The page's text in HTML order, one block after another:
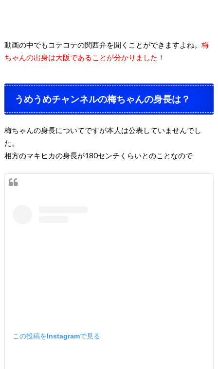
動画の中でもコテコテの関西弁を聞くことができますよね。 梅
ちゃんの出身は大阪であることが分かりました！
うめうめチャンネルの梅ちゃんの身長は？
梅ちゃんの身長についてですが本人は公表していませんでし
た。
相方のマキヒカの身長が180センチくらいとのことなので
この投稿をInstagramで見る